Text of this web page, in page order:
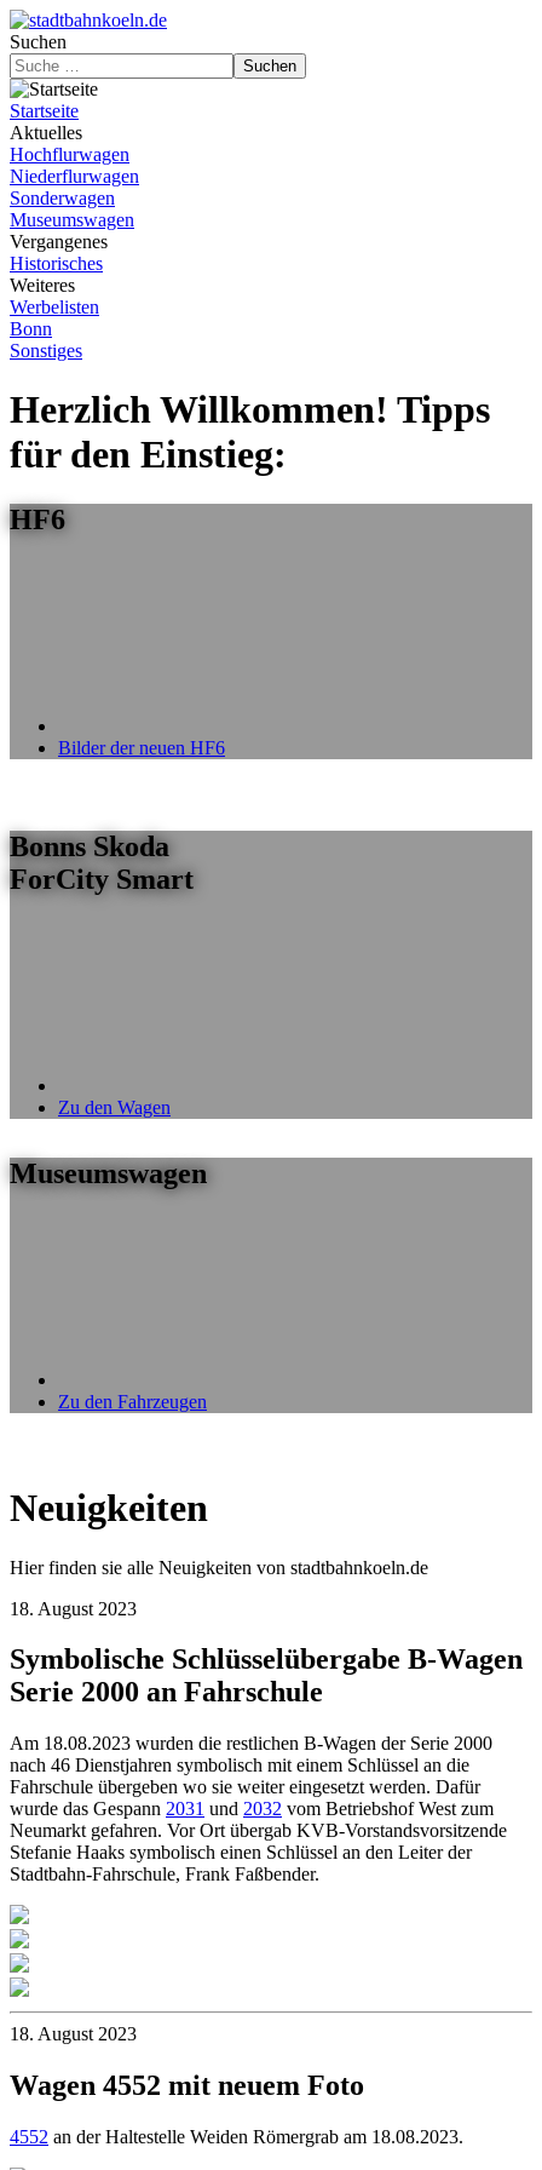
Suchen
Suchen
Startseite
Aktuelles
Hochflurwagen
Niederflurwagen
Sonderwagen
Museumswagen
Vergangenes
Historisches
Weiteres
Werbelisten
Bonn
Sonstiges
Herzlich Willkommen! Tipps
für den Einstieg:
HF6
Bilder der neuen HF6
Bonns Skoda
ForCity Smart
Zu den Wagen
Museumswagen
Zu den Fahrzeugen
Neuigkeiten
Hier finden sie alle Neuigkeiten von stadtbahnkoeln.de
18. August 2023
Symbolische Schlüsselübergabe B-Wagen
Serie 2000 an Fahrschule
Am 18.08.2023 wurden die restlichen B-Wagen der Serie 2000
nach 46 Dienstjahren symbolisch mit einem Schlüssel an die
Fahrschule übergeben wo sie weiter eingesetzt werden. Dafür
wurde das Gespann 2031 und 2032 vom Betriebshof West zum
Neumarkt gefahren. Vor Ort übergab KVB-Vorstandsvorsitzende
Stefanie Haaks symbolisch einen Schlüssel an den Leiter der
Stadtbahn-Fahrschule, Frank Faßbender.
18. August 2023
Wagen 4552 mit neuem Foto
4552 an der Haltestelle Weiden Römergrab am 18.08.2023.